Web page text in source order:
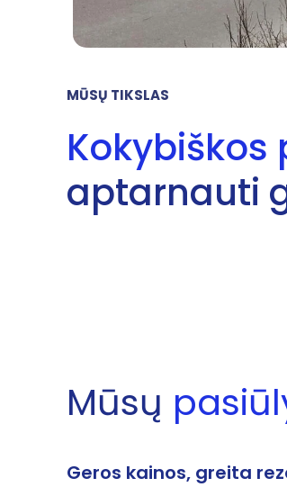
MŪSŲ TIKSLAS
Kokybiškos
aptarnauti
Mūsų
Geros kainos, greita